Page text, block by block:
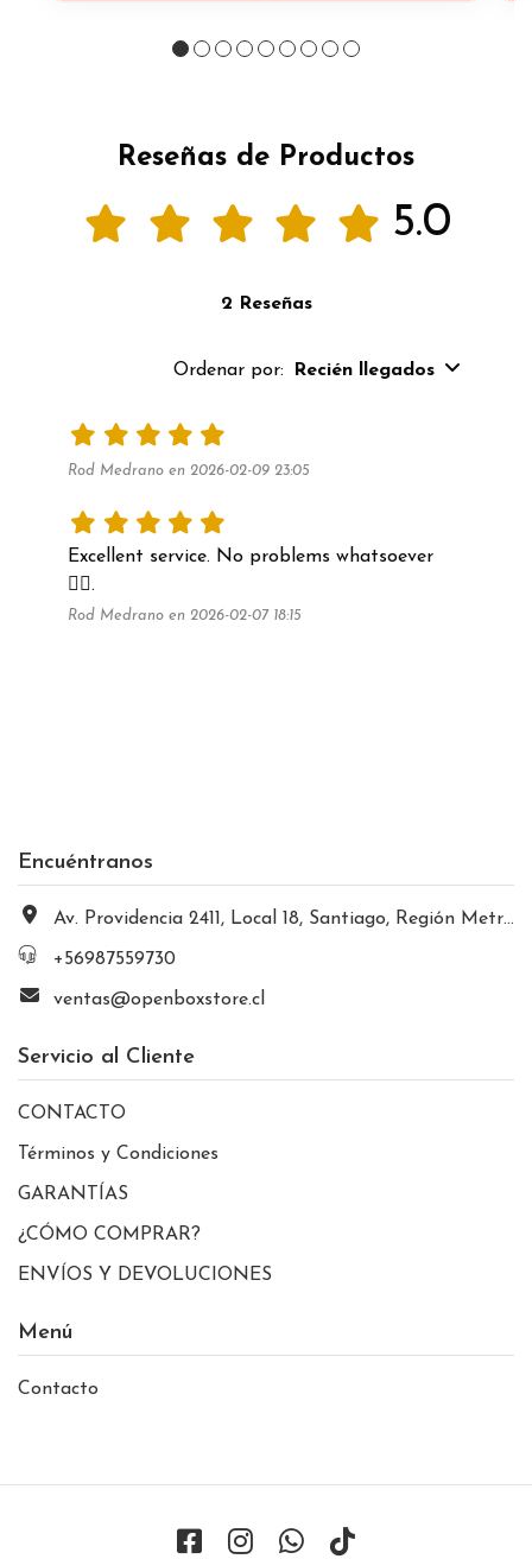
Reseñas de Productos
5.0
2 Reseñas
Ordenar por: Recién llegados
Rod Medrano en 2026-02-09 23:05
Excellent service. No problems whatsoever
👍🏼.
Rod Medrano en 2026-02-07 18:15
Encuéntranos
Av. Providencia 2411, Local 18, Santiago, Región Metropolitana, Chile
+56987559730
ventas@openboxstore.cl
Servicio al Cliente
CONTACTO
Términos y Condiciones
GARANTÍAS
¿CÓMO COMPRAR?
ENVÍOS Y DEVOLUCIONES
Menú
Contacto